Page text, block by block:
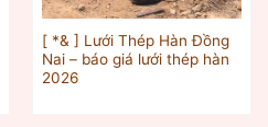
[ *& ] Lưới Thép Hàn Đồng
Nai – báo giá lưới thép hàn
2026